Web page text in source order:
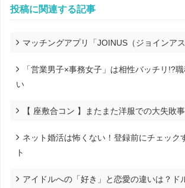
投稿に関連する記事
マッチングアプリ「JOINUS（ジョインア
「営業男子×事務女子」は相性バッチリ!?
い
【 座敷合コン 】またまた洋服での大失敗事
ネット婚活は怖くない！登録前にチェック
ト
アイドルへの「好き」と恋愛の違いは？ド